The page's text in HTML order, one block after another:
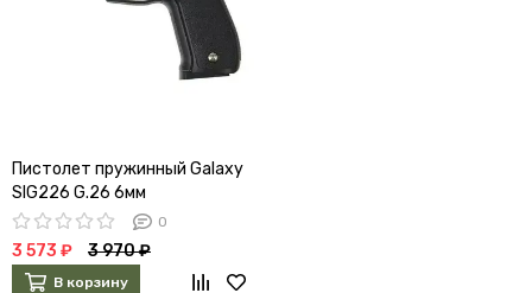
Пистолет пружинный Galaxy
SIG226 G.26 6мм
0
3 573 ₽ 3 970 ₽
В корзину